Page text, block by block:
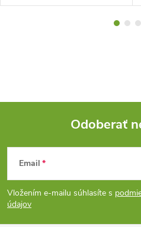
Z
á
p
Odoberať
Email
Vložením e-mailu súhlasíte s
údajov